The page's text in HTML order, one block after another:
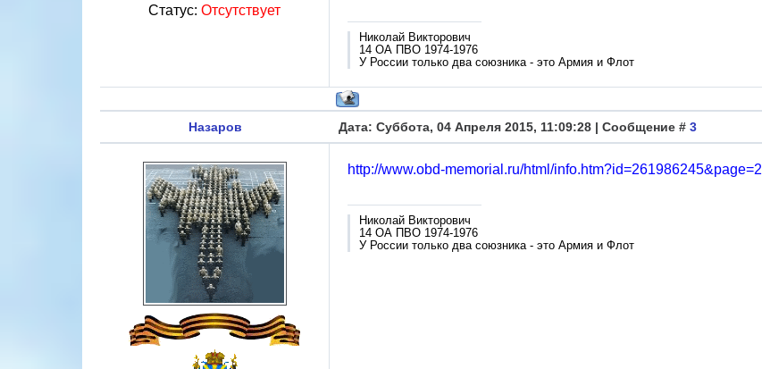
Статус: Отсутствует
Николай Викторович
14 ОА ПВО 1974-1976
У России только два союзника - это Армия и Флот
Назаров Дата: Суббота, 04 Апреля 2015, 11:09:28 | Сообщение # 3
http://www.obd-memorial.ru/html/info.htm?id=261986245&page=2
Николай Викторович
14 ОА ПВО 1974-1976
У России только два союзника - это Армия и Флот